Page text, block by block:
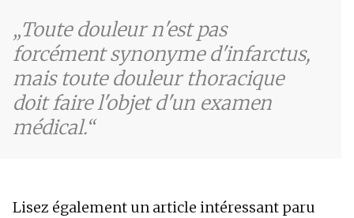
Toute douleur n'est pas
forcément synonyme d'infarctus,
mais toute douleur thoracique
doit faire l'objet d'un examen
médical.
Lisez également un article intéressant paru